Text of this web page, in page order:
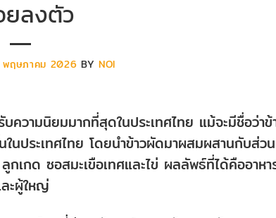
ยลงตัว
ฤษภาคม 2026 BYNOI
ความนิยมมากที่สุดในประเทศไทย แม้จะมีชื่อว่าข้
นประเทศไทย โดยนำข้าวผัดมาผสมผสานกับส่วน
กด ซอสมะเขือเทศและไข่ ผลลัพธ์ที่ได้คืออาหา
ะผู้ใหญ่